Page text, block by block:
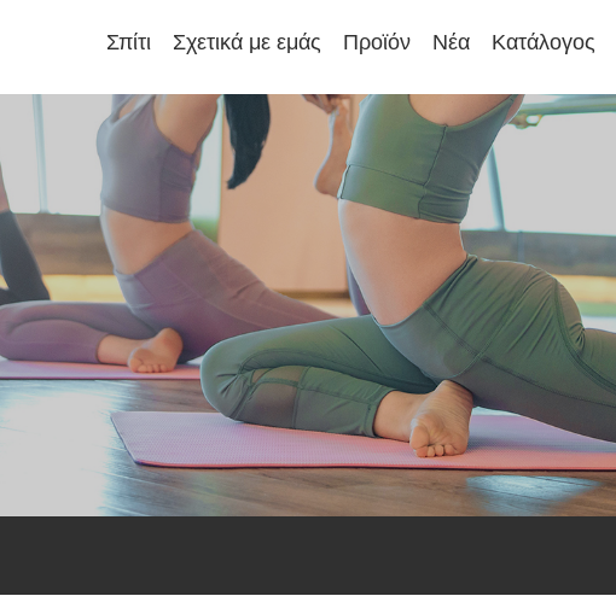
Σπίτι Σχετικά με εμάς Προϊόν Νέα Κατάλογος